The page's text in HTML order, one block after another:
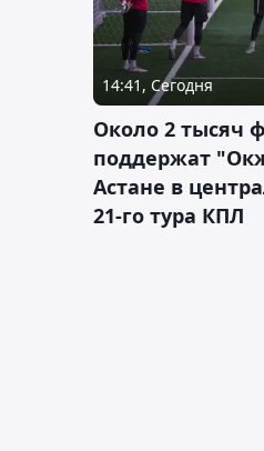
14:41, Сегодня
Около 2 тысяч
поддержат
Астане в
21-го тура КПЛ